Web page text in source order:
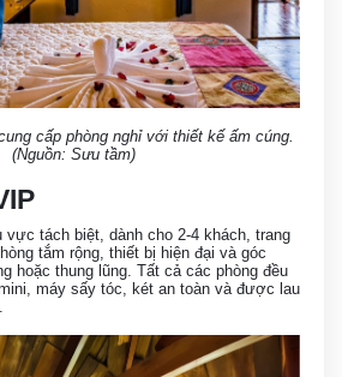
cấp phòng nghỉ với thiết kế ấm cúng.
(Nguồn: Sưu tầm)
vực tách biệt, dành cho 2-4 khách, trang
tắm rộng, thiết bị hiện đại và góc
hoặc thung lũng. Tất cả các phòng đều
máy sấy tóc, két an toàn và được lau